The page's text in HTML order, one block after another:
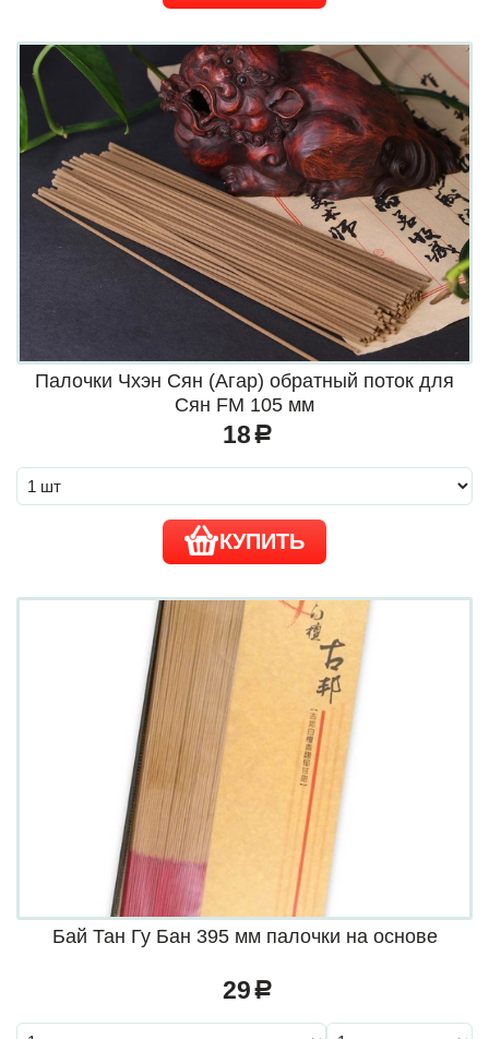
Палочки Чхэн Сян (Агар) обратный поток для
Сян FM 105 мм
18 a
КУПИТЬ
Бай Тан Гу Бан 395 мм палочки на основе
29 a